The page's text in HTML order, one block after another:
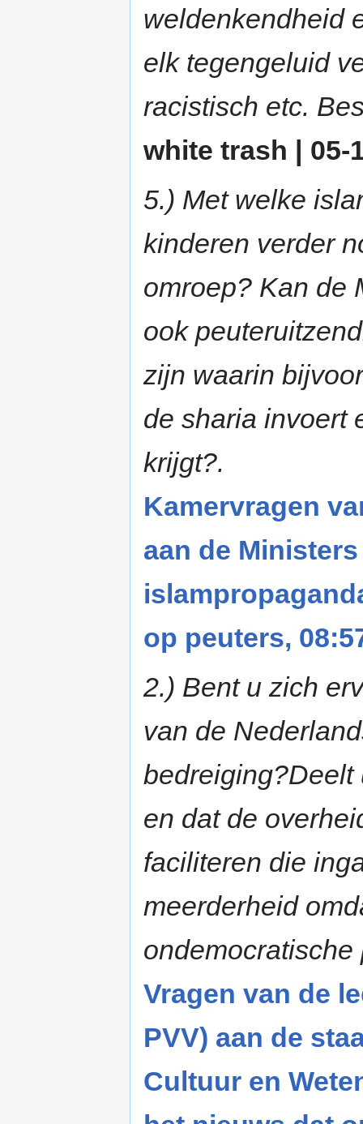
weldenkendheid
elk tegengeluid
racistisch etc.
white trash | 05-
5.) Met welke
kinderen verder
omroep? Kan de
ook
zijn waarin
de sharia invoert
krijgt?.
Kamervragen
aan de
op peuters,
2.) Bent u zich
van de
bedreiging?Deelt
en dat de
faciliteren die
meerderheid
Vragen van de
PVV) aan de
Cultuur en